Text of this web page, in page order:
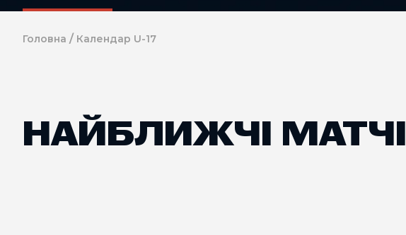
Головна / Календар U-17
НАЙБЛИЖЧІ МАТЧІ